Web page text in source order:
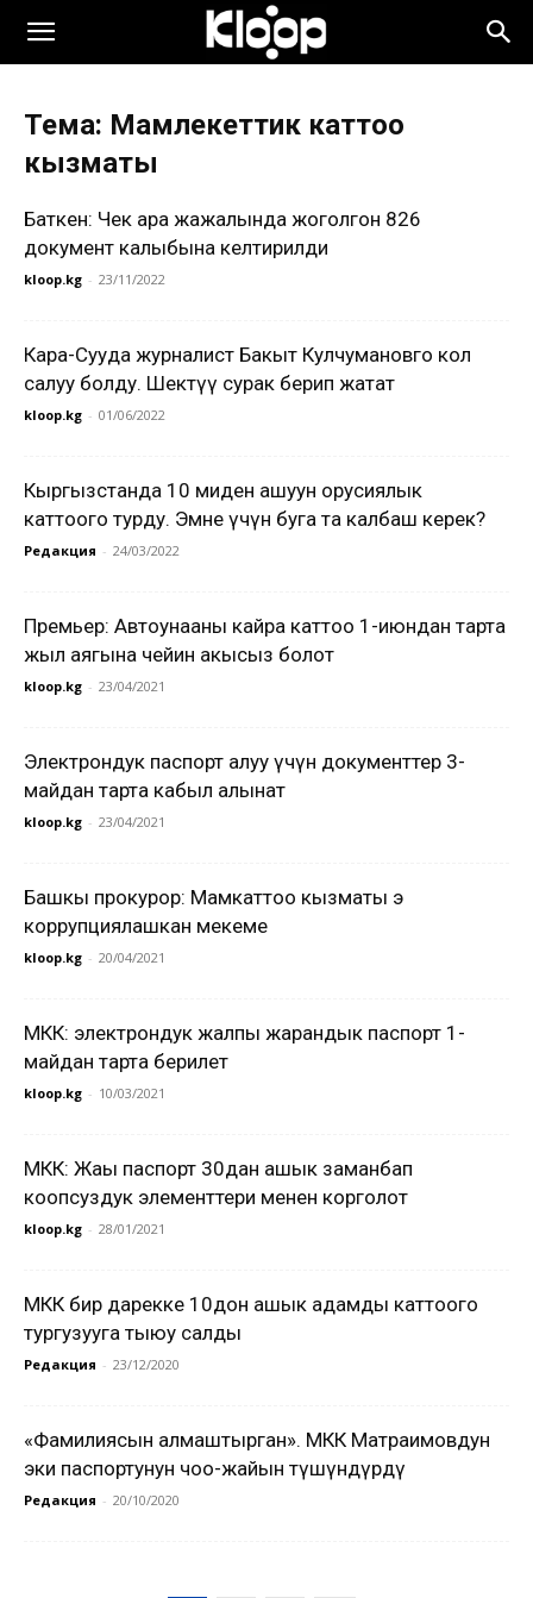
Тема: Мамлекеттик каттоо
кызматы
Баткен: Чек ара жаңжалында жоголгон 826
документ калыбына келтирилди
kloop.kg - 23/11/2022
Кара-Сууда журналист Бакыт Кулчумановго кол
салуу болду. Шектүү сурак берип жатат
kloop.kg - 01/06/2022
Кыргызстанда 10 миңден ашуун орусиялык
каттоого турду. Эмне үчүн буга таң калбаш керек?
Редакция - 24/03/2022
Премьер: Автоунааны кайра каттоо 1-июндан тарта
жыл аягына чейин акысыз болот
kloop.kg - 23/04/2021
Электрондук паспорт алуу үчүн документтер 3-
майдан тарта кабыл алынат
kloop.kg - 23/04/2021
Башкы прокурор: Мамкаттоо кызматы эң
коррупциялашкан мекеме
kloop.kg - 20/04/2021
МКК: электрондук жалпы жарандык паспорт 1-
майдан тарта берилет
kloop.kg - 10/03/2021
МКК: Жаңы паспорт 30дан ашык заманбап
коопсуздук элементтери менен корголот
kloop.kg - 28/01/2021
МКК бир дарекке 10дон ашык адамды каттоого
тургузууга тыюу салды
Редакция - 23/12/2020
«Фамилиясын алмаштырган». МКК Матраимовдун
эки паспортунун чоо-жайын түшүндүрдү
Редакция - 20/10/2020